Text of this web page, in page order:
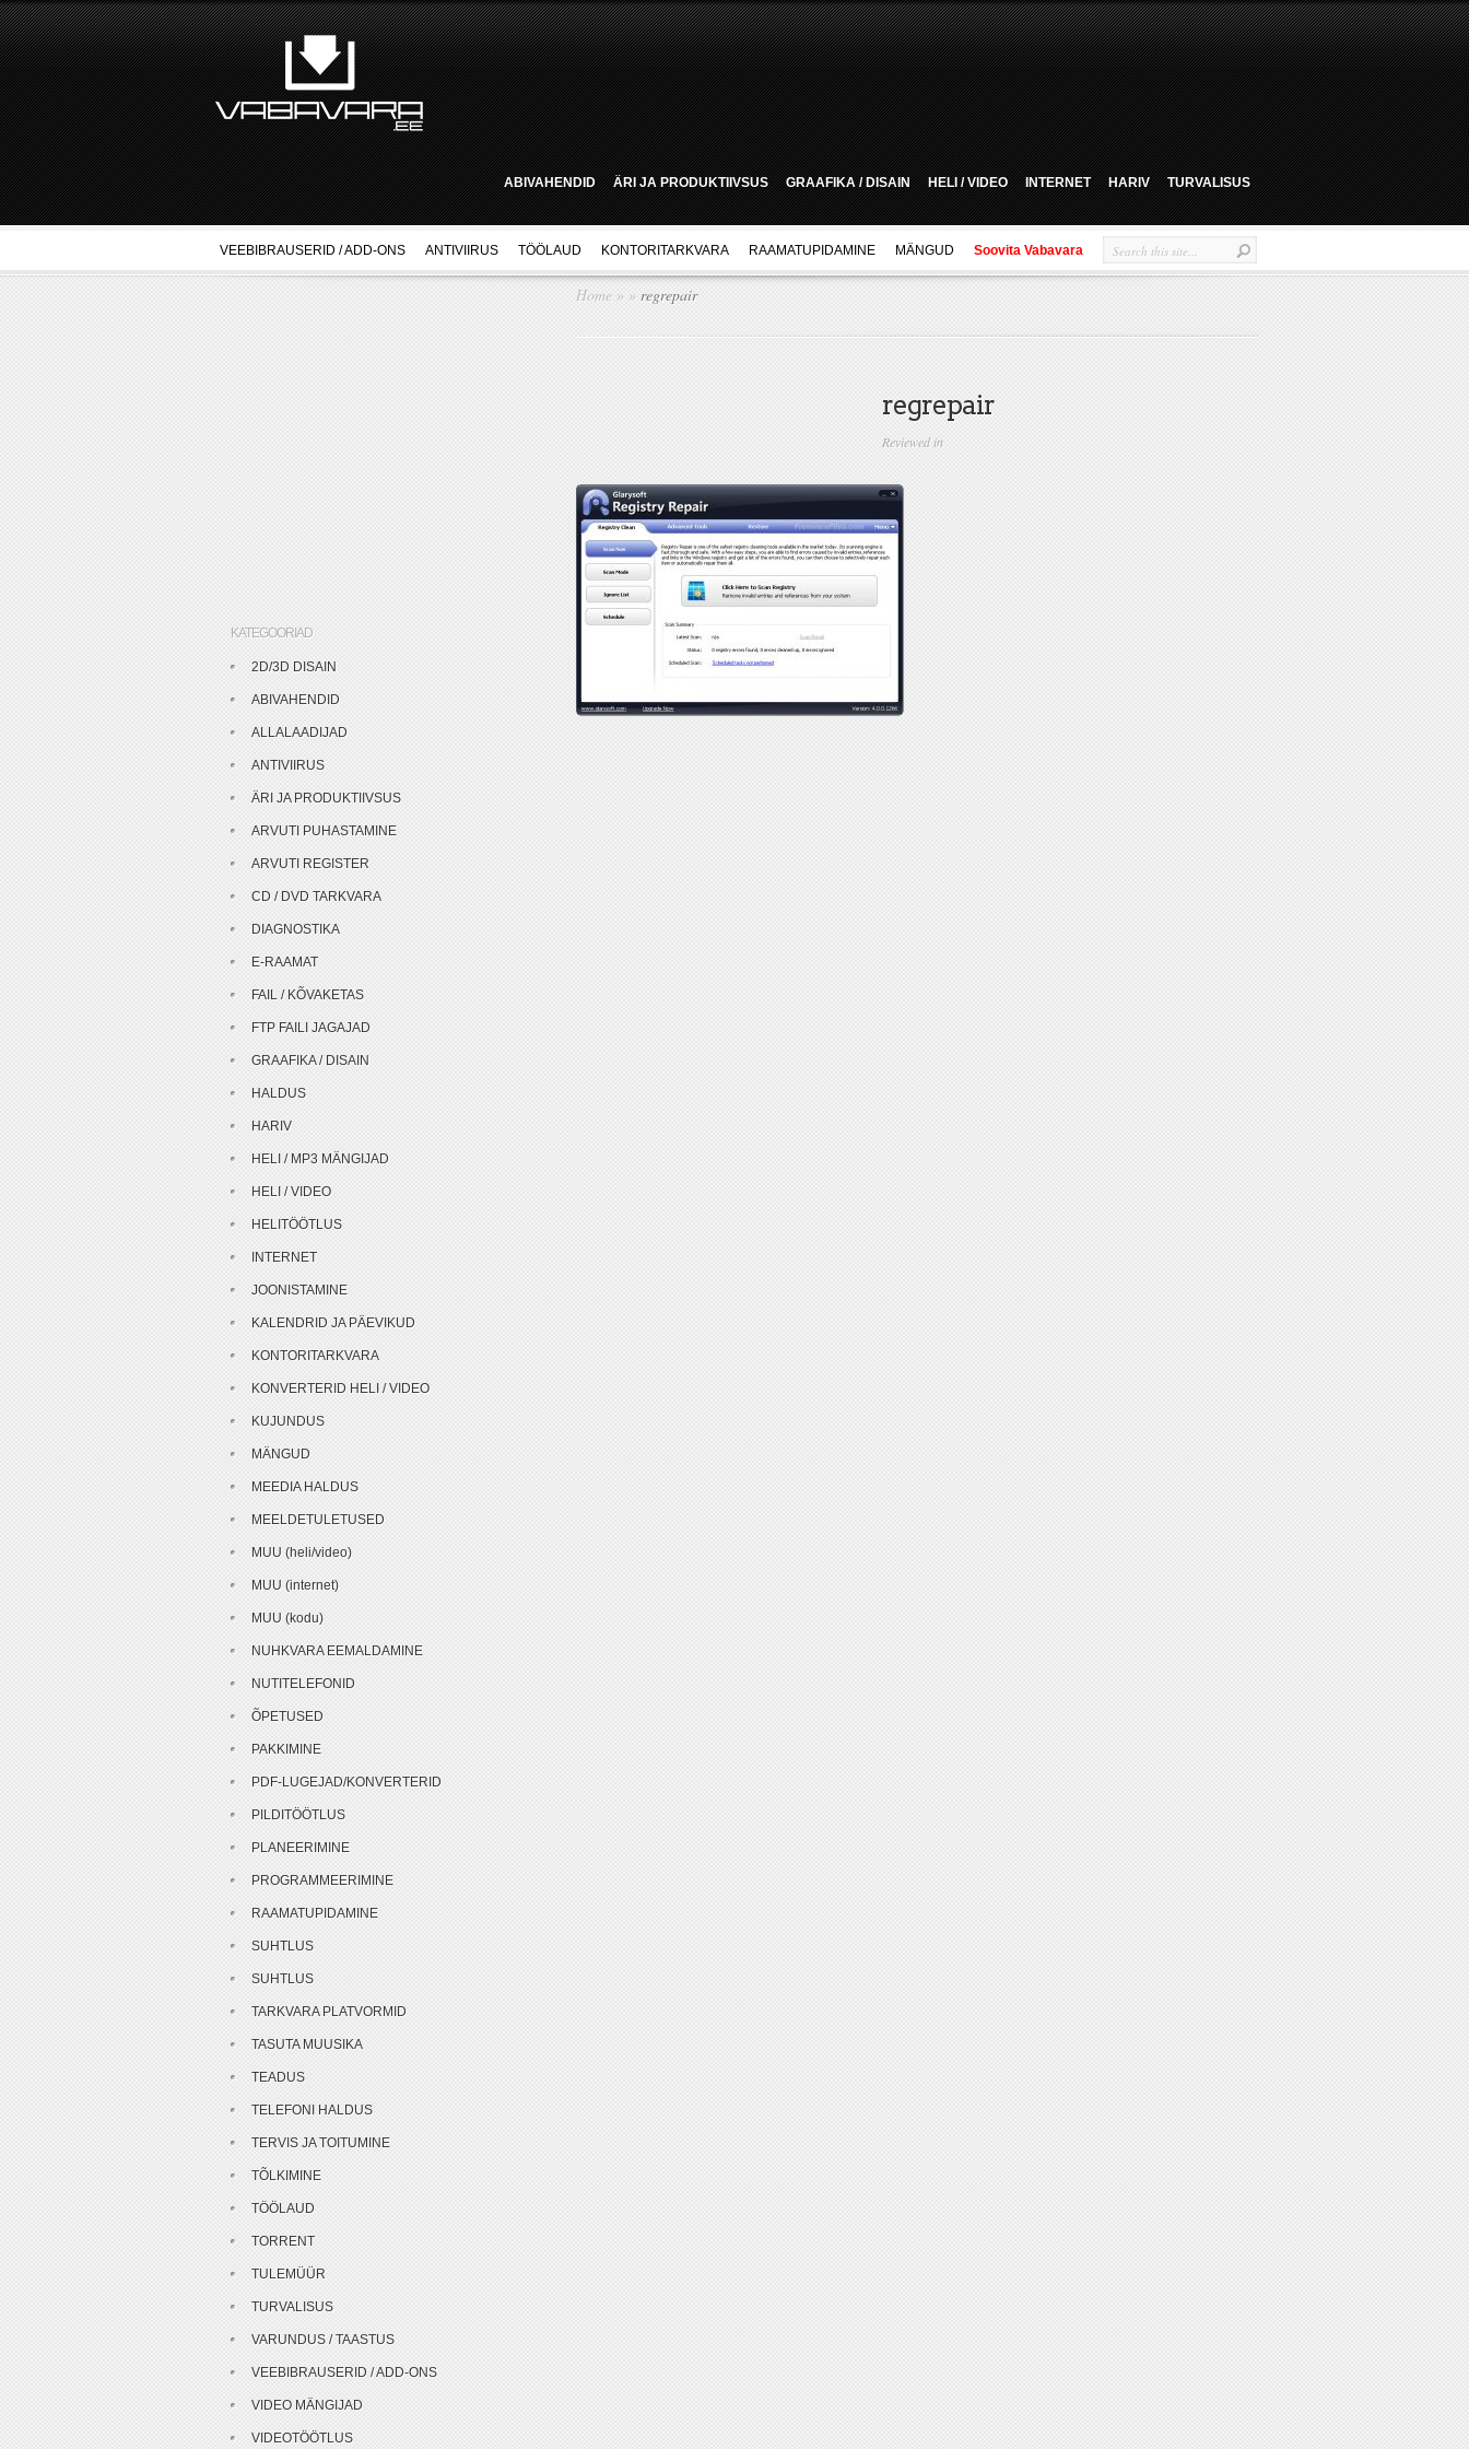
ABIVAHENDID ÄRI JA PRODUKTIIVSUS GRAAFIKA / DISAIN HELI / VIDEO INTERNET HARIV TURVALISUS
VEEBIBRAUSERID / ADD-ONS ANTIVIIRUS TÖÖLAUD KONTORITARKVARA RAAMATUPIDAMINE MÄNGUD Soovita Vabavara
Home » » regrepair
regrepair
Reviewed in
KATEGOORIAD
2D/3D DISAIN
ABIVAHENDID
ALLALAADIJAD
ANTIVIIRUS
ÄRI JA PRODUKTIIVSUS
ARVUTI PUHASTAMINE
ARVUTI REGISTER
CD / DVD TARKVARA
DIAGNOSTIKA
E-RAAMAT
FAIL / KÕVAKETAS
FTP FAILI JAGAJAD
GRAAFIKA / DISAIN
HALDUS
HARIV
HELI / MP3 MÄNGIJAD
HELI / VIDEO
HELITÖÖTLUS
INTERNET
JOONISTAMINE
KALENDRID JA PÄEVIKUD
KONTORITARKVARA
KONVERTERID HELI / VIDEO
KUJUNDUS
MÄNGUD
MEEDIA HALDUS
MEELDETULETUSED
MUU (heli/video)
MUU (internet)
MUU (kodu)
NUHKVARA EEMALDAMINE
NUTITELEFONID
ÕPETUSED
PAKKIMINE
PDF-LUGEJAD/KONVERTERID
PILDITÖÖTLUS
PLANEERIMINE
PROGRAMMEERIMINE
RAAMATUPIDAMINE
SUHTLUS
SUHTLUS
TARKVARA PLATVORMID
TASUTA MUUSIKA
TEADUS
TELEFONI HALDUS
TERVIS JA TOITUMINE
TÕLKIMINE
TÖÖLAUD
TORRENT
TULEMÜÜR
TURVALISUS
VARUNDUS / TAASTUS
VEEBIBRAUSERID / ADD-ONS
VIDEO MÄNGIJAD
VIDEOTÖÖTLUS